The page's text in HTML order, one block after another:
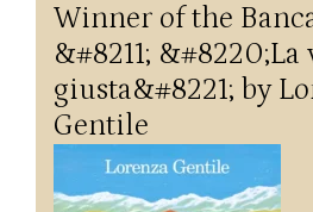
Winner of the
&#8211; &#8220;La
giusta&#8221; by
Gentile